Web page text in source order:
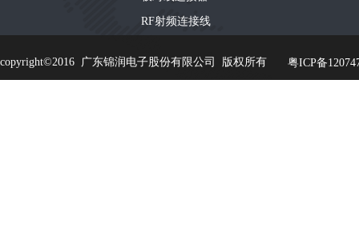
粤ICP备
RF射频连接线
copyright©2016 广东锦润电子股份有限公司 版权所有